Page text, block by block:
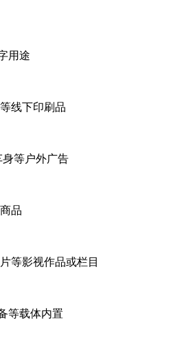
用途
线下印刷品
身等户外广告
品
等影视作品或栏目
等载体内置